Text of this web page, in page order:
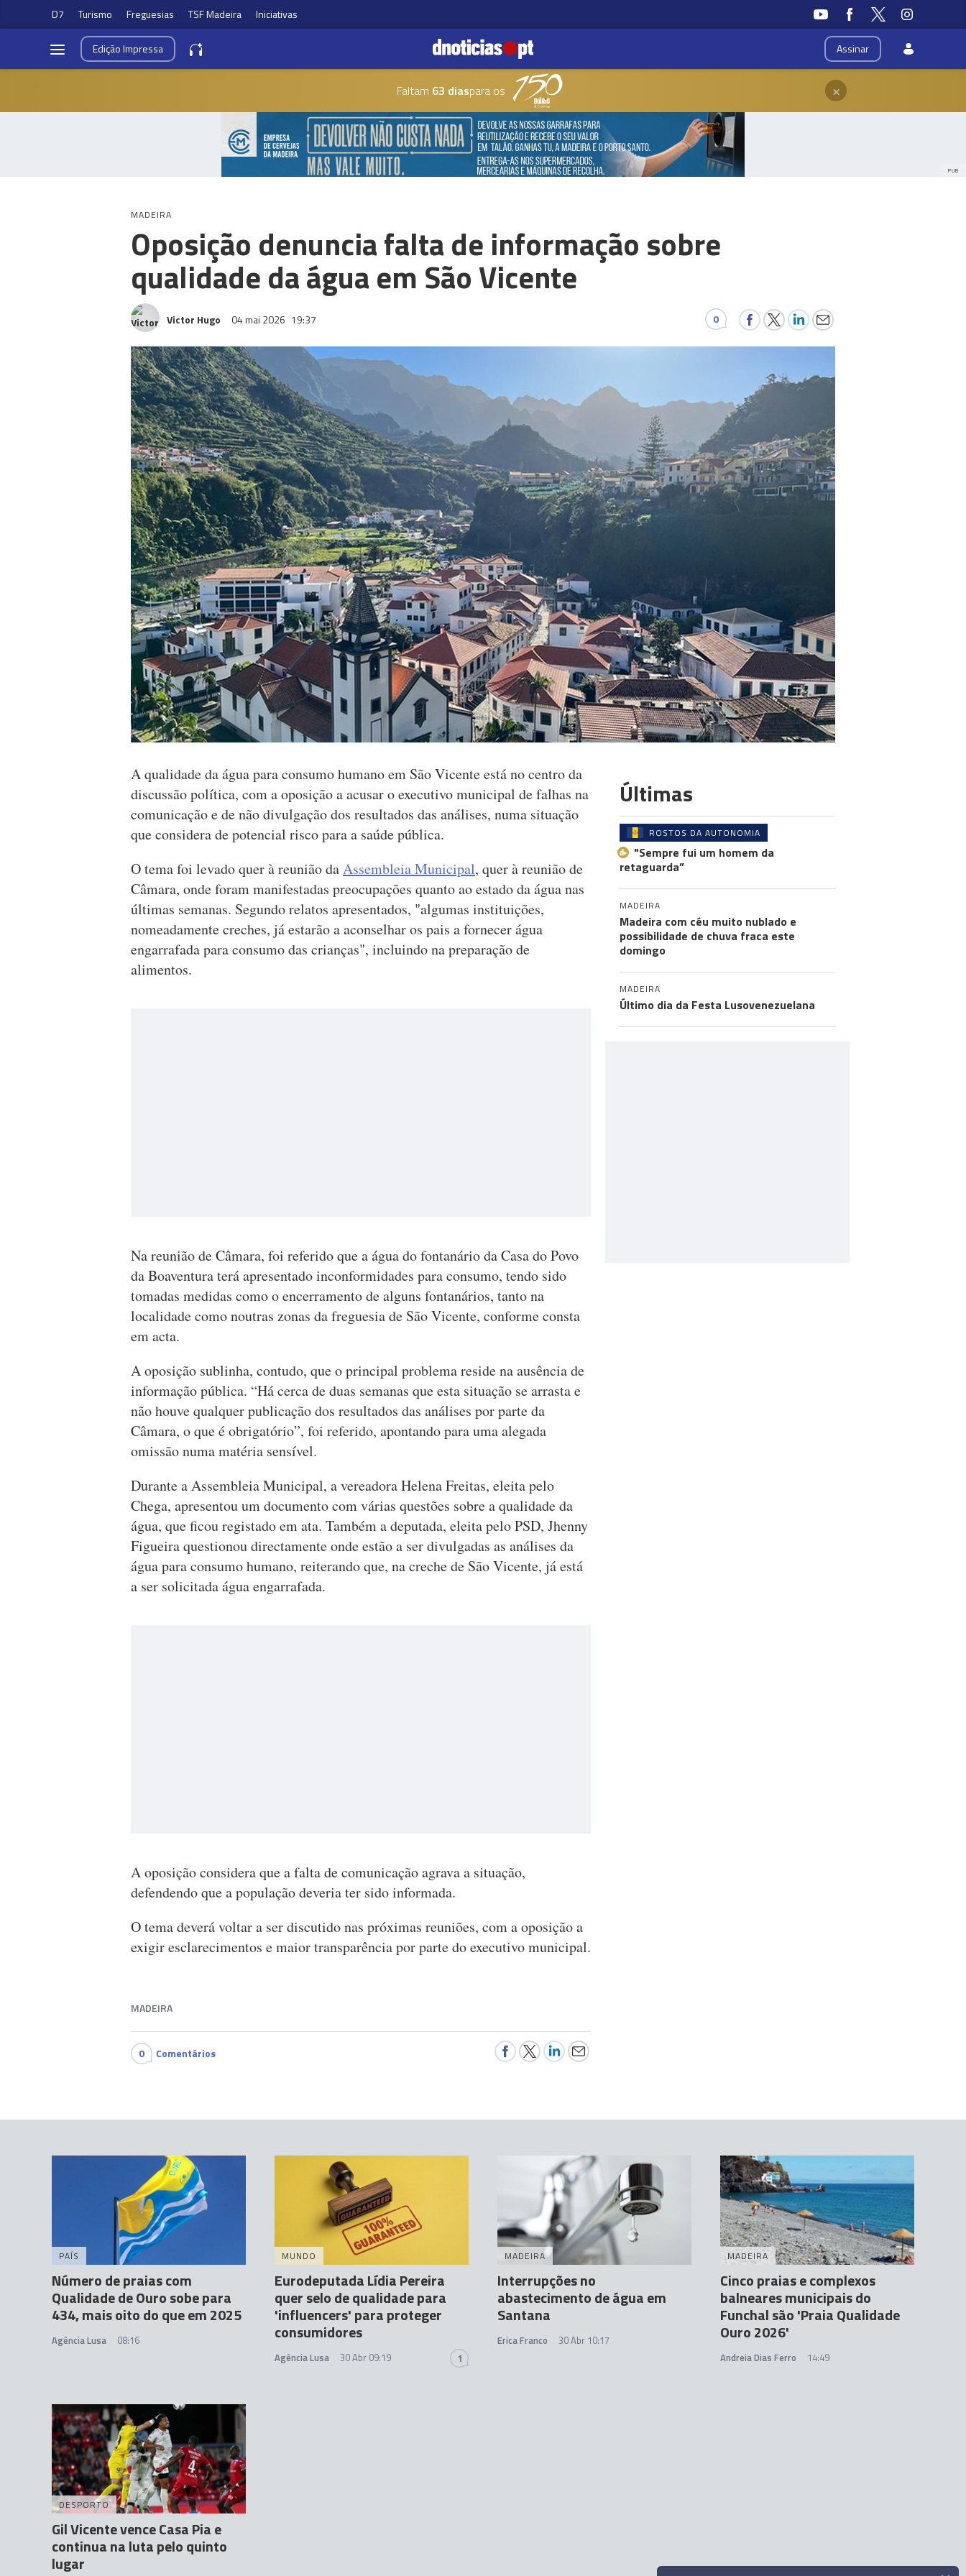
D7 Turismo Freguesias TSF Madeira Iniciativas
Assinar
EdiçãoImpressa
Faltam 63 diaspara os ×
PUB
MADEIRA
Oposição denuncia falta de informação sobre
qualidade da água em São Vicente
Victor Hugo 04 mai 2026 19:37 0
A qualidade da água para consumo humano em São Vicente está no centro da
discussão política, com a oposição a acusar o executivo municipal de falhas na
comunicação e de não divulgação dos resultados das análises, numa situação
que considera de potencial risco para a saúde pública.
O tema foi levado quer à reunião daAssembleia Municipal, quer à reunião de
Câmara, onde foram manifestadas preocupações quanto ao estado da água nas
últimas semanas. Segundo relatos apresentados, "algumas instituições,
nomeadamente creches, já estarão a aconselhar os pais a fornecer água
engarrafada para consumo das crianças", incluindo na preparação de
alimentos.
Na reunião de Câmara, foi referido que a água do fontanário da Casa do Povo
da Boaventura terá apresentado inconformidades para consumo, tendo sido
tomadas medidas como o encerramento de alguns fontanários, tanto na
localidade como noutras zonas da freguesia de São Vicente, conforme consta
em acta.
A oposição sublinha, contudo, que o principal problema reside na ausência de
informação pública. “Há cerca de duas semanas que esta situação se arrasta e
não houve qualquer publicação dos resultados das análises por parte da
Câmara, o que é obrigatório”, foi referido, apontando para uma alegada
omissão numa matéria sensível.
Durante a Assembleia Municipal, a vereadora Helena Freitas, eleita pelo
Chega, apresentou um documento com várias questões sobre a qualidade da
água, que ficou registado em ata. Também a deputada, eleita pelo PSD, Jhenny
Figueira questionou directamente onde estão a ser divulgadas as análises da
água para consumo humano, reiterando que, na creche de São Vicente, já está
a ser solicitada água engarrafada.
A oposição considera que a falta de comunicação agrava a situação,
defendendo que a população deveria ter sido informada.
O tema deverá voltar a ser discutido nas próximas reuniões, com a oposição a
exigir esclarecimentos e maior transparência por parte do executivo municipal.
MADEIRA
0 Comentários
Últimas
ROSTOS DA AUTONOMIA
"Sempre fui um homem da
retaguarda”
MADEIRA
Madeira com céu muito nublado e
possibilidade de chuva fraca este
domingo
MADEIRA
Último dia da Festa Lusovenezuelana
PAÍS
Número de praias com
Qualidade de Ouro sobe para
434, mais oito do que em 2025
Agência Lusa 08:16
MUNDO
Eurodeputada Lídia Pereira
quer selo de qualidade para
'influencers' para proteger
consumidores
Agência Lusa 30 Abr 09:19 1
MADEIRA
Interrupções no
abastecimento de água em
Santana
Erica Franco 30 Abr 10:17
MADEIRA
Cinco praias e complexos
balneares municipais do
Funchal são 'Praia Qualidade
Ouro 2026'
Andreia Dias Ferro 14:49
DESPORTO
Gil Vicente vence Casa Pia e
continua na luta pelo quinto
lugar